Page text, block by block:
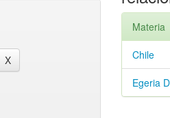
Materia
Chile
Egeria